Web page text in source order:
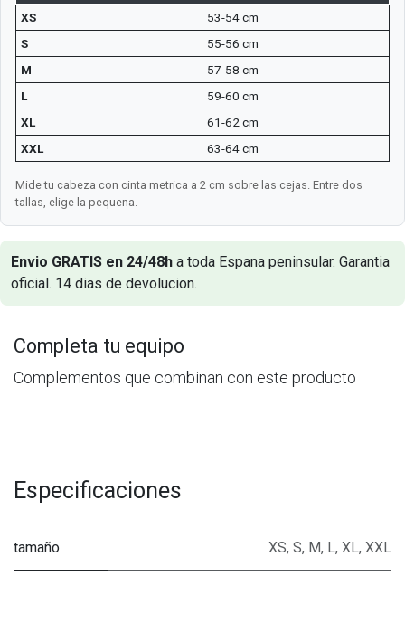
XS
53-54 cm
S
55-56 cm
M
57-58 cm
L
59-60 cm
XL
61-62 cm
XXL
63-64 cm
Mide tu cabeza con cinta metrica a 2 cm sobre las cejas. Entre dos
tallas, elige la pequena.
Envio GRATIS en 24/48h a toda Espana peninsular. Garantia
oficial. 14 dias de devolucion.
Completa tu equipo
Complementos que combinan con este producto
Especificaciones
tamaño XS, S, M, L, XL, XXL